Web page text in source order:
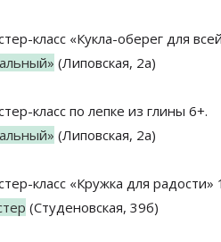
класс «Кукла-оберег для
(Липовская, 2а)
класс по лепке из глины 6+.
(Липовская, 2а)
класс «Кружка для
(Студеновская, 39б)